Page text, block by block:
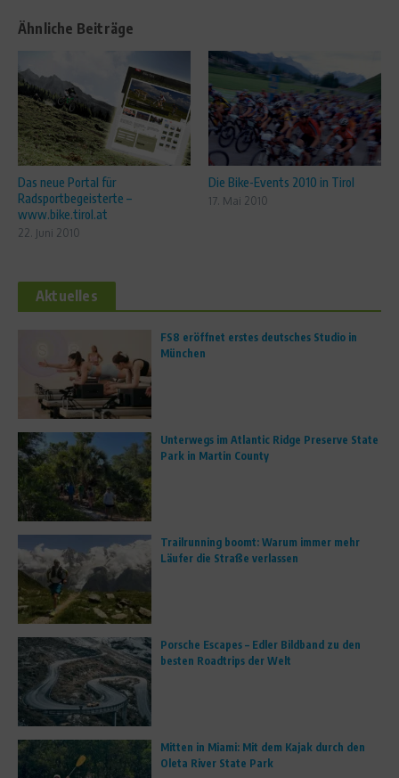
Ähnliche Beiträge
Das neue Portal für
Radsportbegeisterte –
www.bike.tirol.at
22. Juni 2010
Die Bike-Events 2010 in Tirol
17. Mai 2010
Aktuelles
FS8 eröffnet erstes deutsches Studio in
München
Unterwegs im Atlantic Ridge Preserve State
Park in Martin County
Trailrunning boomt: Warum immer mehr
Läufer die Straße verlassen
Porsche Escapes – Edler Bildband zu den
besten Roadtrips der Welt
Mitten in Miami: Mit dem Kajak durch den
Oleta River State Park